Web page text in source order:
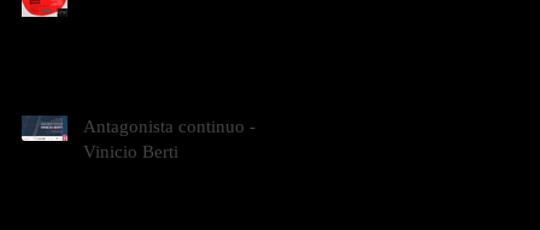
Antagonista continuo -
Vinicio Berti